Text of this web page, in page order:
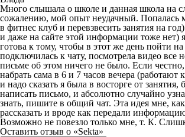
Много слышала о школе и данная школа на
сожалению, мой опыт неудачный. Попалась
в фитнес клуб и перевзвесить занятия на
и даже на сайте этой информации тоже нет)
готова к тому, чтобы в этот же день пойти
подключилась к чату, посмотрела видео
письме об этом ничего не было. Если
набрать сама в 6 и 7 часов вечера
и надо сказать я была в восторге от
написать письмо, и абсолютно случайно
знать, пишите в общий чат. Эта идея мне,
рассказать и вроде как передали
Возможно не повезло только мне, т. К.
Оставить отзыв о «Sekta»